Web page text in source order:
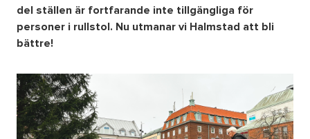
del ställen är fortfarande inte tillgängliga för
personer i rullstol. Nu utmanar vi Halmstad att bli
bättre!